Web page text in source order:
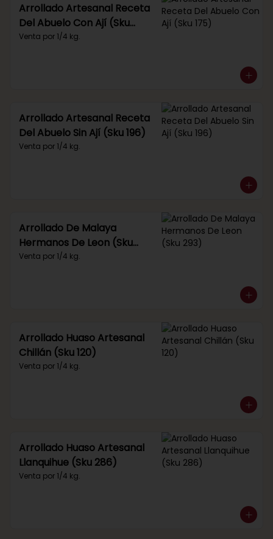
Arrollado Artesanal Receta
Del Abuelo Con Ají (Sku
175)
Venta por 1/4 kg.
Arrollado Artesanal Receta
Del Abuelo Sin Ají (Sku 196)
Venta por 1/4 kg.
Arrollado De Malaya
Hermanos De Leon (Sku
293)
Venta por 1/4 kg.
Arrollado Huaso Artesanal
Chillán (Sku 120)
Venta por 1/4 kg.
Arrollado Huaso Artesanal
Llanquihue (Sku 286)
Venta por 1/4 kg.